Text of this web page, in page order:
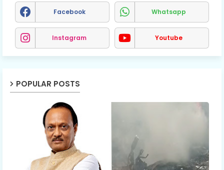
Facebook Whatsapp
Instagram Youtube
POPULAR POSTS